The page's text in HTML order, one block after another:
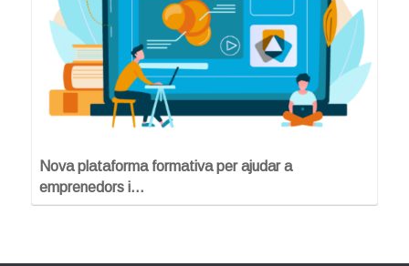
Nova plataforma formativa per ajudar a
emprenedors i…